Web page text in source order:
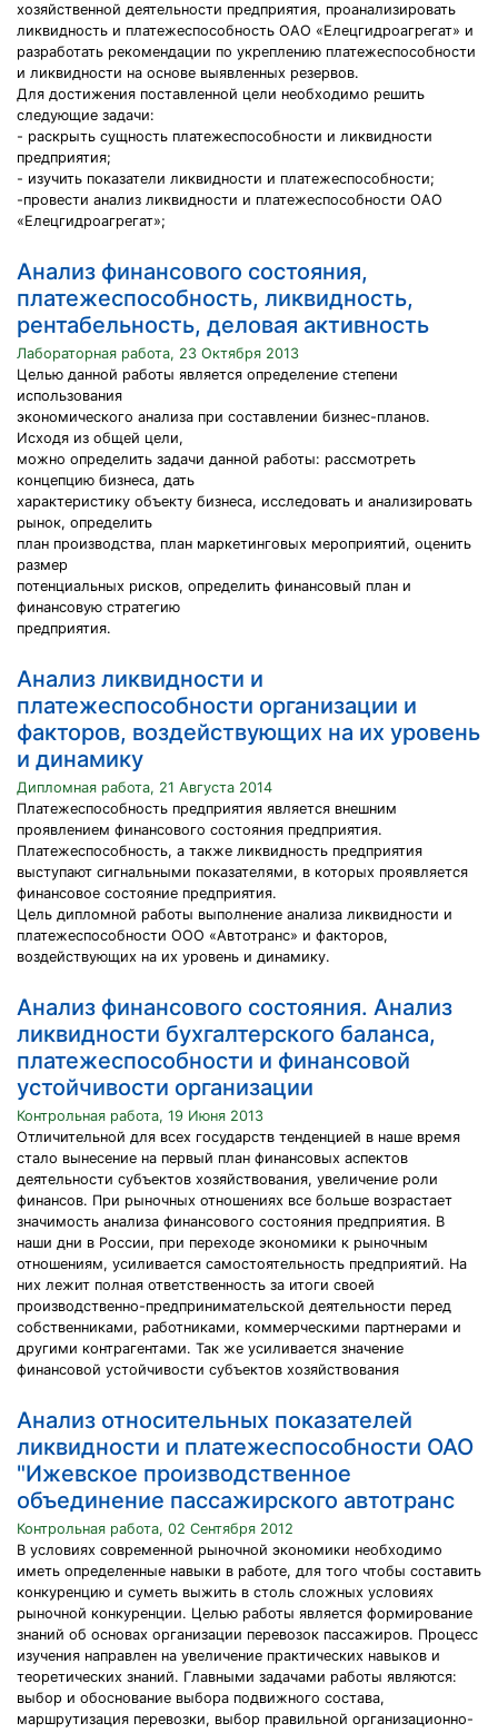
хозяйственной деятельности предприятия, проанализировать
ликвидность и платежеспособность ОАО «Елецгидроагрегат» и
разработать рекомендации по укреплению платежеспособности
и ликвидности на основе выявленных резервов.
Для достижения поставленной цели необходимо решить
следующие задачи:
- раскрыть сущность платежеспособности и ликвидности
предприятия;
- изучить показатели ликвидности и платежеспособности;
-провести анализ ликвидности и платежеспособности ОАО
«Елецгидроагрегат»;
Анализ финансового состояния,
платежеспособность, ликвидность,
рентабельность, деловая активность
Лабораторная работа, 23 Октября 2013
Целью данной работы является определение степени
использования
экономического анализа при составлении бизнес-планов.
Исходя из общей цели,
можно определить задачи данной работы: рассмотреть
концепцию бизнеса, дать
характеристику объекту бизнеса, исследовать и анализировать
рынок, определить
план производства, план маркетинговых мероприятий, оценить
размер
потенциальных рисков, определить финансовый план и
финансовую стратегию
предприятия.
Анализ ликвидности и
платежеспособности организации и
факторов, воздействующих на их уровень
и динамику
Дипломная работа, 21 Августа 2014
Платежеспособность предприятия является внешним
проявлением финансового состояния предприятия.
Платежеспособность, а также ликвидность предприятия
выступают сигнальными показателями, в которых проявляется
финансовое состояние предприятия.
Цель дипломной работы выполнение анализа ликвидности и
платежеспособности ООО «Автотранс» и факторов,
воздействующих на их уровень и динамику.
Анализ финансового состояния. Анализ
ликвидности бухгалтерского баланса,
платежеспособности и финансовой
устойчивости организации
Контрольная работа, 19 Июня 2013
Отличительной для всех государств тенденцией в наше время
стало вынесение на первый план финансовых аспектов
деятельности субъектов хозяйствования, увеличение роли
финансов. При рыночных отношениях все больше возрастает
значимость анализа финансового состояния предприятия. В
наши дни в России, при переходе экономики к рыночным
отношениям, усиливается самостоятельность предприятий. На
них лежит полная ответственность за итоги своей
производственно-предпринимательской деятельности перед
собственниками, работниками, коммерческими партнерами и
другими контрагентами. Так же усиливается значение
финансовой устойчивости субъектов хозяйствования
Анализ относительных показателей
ликвидности и платежеспособности ОАО
"Ижевское производственное
объединение пассажирского автотранс
Контрольная работа, 02 Сентября 2012
В условиях современной рыночной экономики необходимо
иметь определенные навыки в работе, для того чтобы составить
конкуренцию и суметь выжить в столь сложных условиях
рыночной конкуренции. Целью работы является формирование
знаний об основах организации перевозок пассажиров. Процесс
изучения направлен на увеличение практических навыков и
теоретических знаний. Главными задачами работы являются:
выбор и обоснование выбора подвижного состава,
маршрутизация перевозки, выбор правильной организационно-